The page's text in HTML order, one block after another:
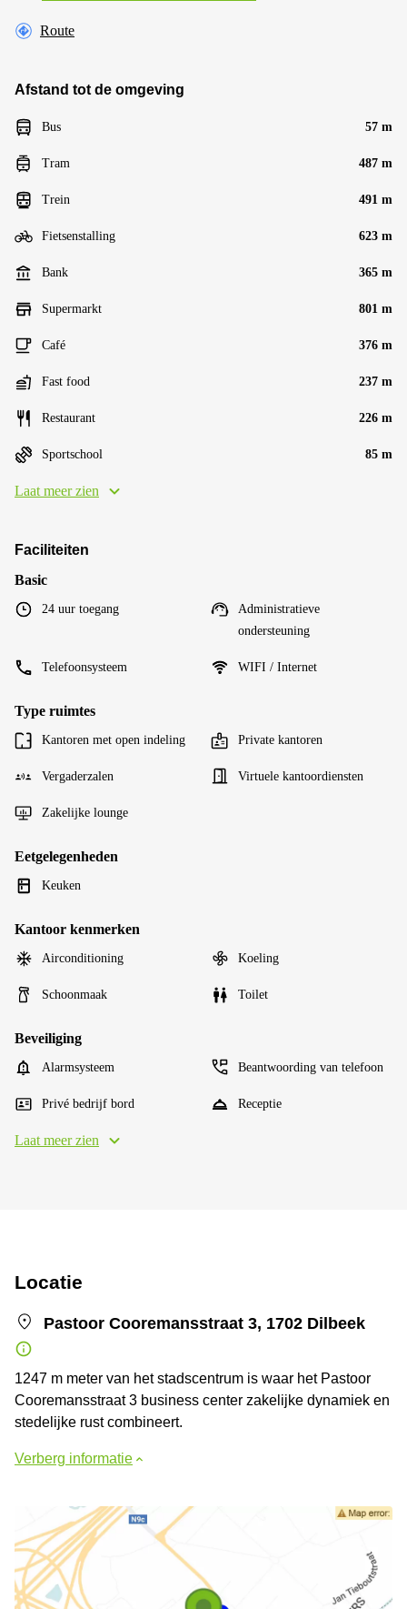
Route
Afstand tot de omgeving
Bus 57 m
Tram 487 m
Trein 491 m
Fietsenstalling 623 m
Bank 365 m
Supermarkt 801 m
Café 376 m
Fast food 237 m
Restaurant 226 m
Sportschool 85 m
Laat meer zien
Faciliteiten
Basic
24 uur toegang
Administratieve
ondersteuning
Telefoonsysteem WIFI / Internet
Type ruimtes
Kantoren met open indeling Private kantoren
Vergaderzalen Virtuele kantoordiensten
Zakelijke lounge
Eetgelegenheden
Keuken
Kantoor kenmerken
Airconditioning Koeling
Schoonmaak Toilet
Beveiliging
Alarmsysteem Beantwoording van telefoon
Privé bedrijf bord Receptie
Laat meer zien
Locatie
Pastoor Cooremansstraat 3, 1702 Dilbeek
1247 m meter van het stadscentrum is waar het Pastoor
Cooremansstraat 3 business center zakelijke dynamiek en
stedelijke rust combineert.
Verberg informatie